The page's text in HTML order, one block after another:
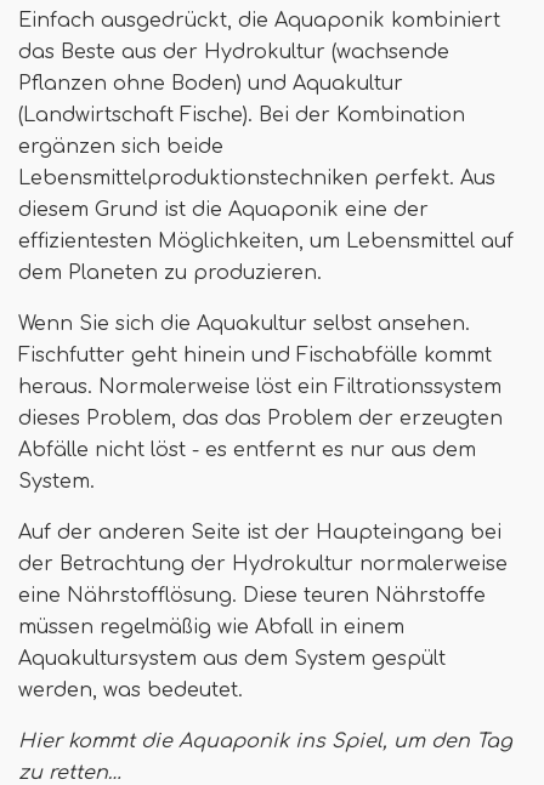
Einfach ausgedrückt, die Aquaponik kombiniert
das Beste aus der Hydrokultur (wachsende
Pflanzen ohne Boden) und Aquakultur
(Landwirtschaft Fische). Bei der Kombination
ergänzen sich beide
Lebensmittelproduktionstechniken perfekt. Aus
diesem Grund ist die Aquaponik eine der
effizientesten Möglichkeiten, um Lebensmittel auf
dem Planeten zu produzieren.
Wenn Sie sich die Aquakultur selbst ansehen.
Fischfutter geht hinein und Fischabfälle kommt
heraus. Normalerweise löst ein Filtrationssystem
dieses Problem, das das Problem der erzeugten
Abfälle nicht löst - es entfernt es nur aus dem
System.
Auf der anderen Seite ist der Haupteingang bei
der Betrachtung der Hydrokultur normalerweise
eine Nährstofflösung. Diese teuren Nährstoffe
müssen regelmäßig wie Abfall in einem
Aquakultursystem aus dem System gespült
werden, was bedeutet.
Hier kommt die Aquaponik ins Spiel, um den Tag
zu retten…